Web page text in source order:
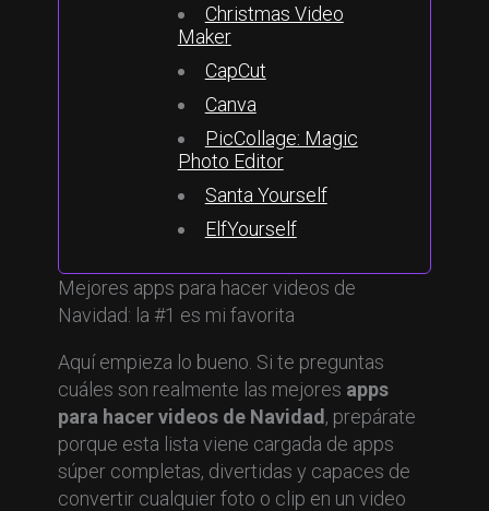
Christmas Video
Maker
CapCut
Canva
PicCollage: Magic
Photo Editor
Santa Yourself
ElfYourself
Mejores apps para hacer videos de
Navidad: la #1 es mi favorita
Aquí empieza lo bueno. Si te preguntas
cuáles son realmente las mejores apps
para hacer videos de Navidad, prepárate
porque esta lista viene cargada de apps
súper completas, divertidas y capaces de
convertir cualquier foto o clip en un video